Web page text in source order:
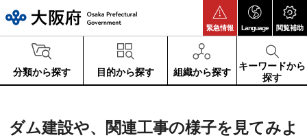
緊急情報 Language 閲覧補助
分類から探す 目的から探す 組織から探す
キーワードから
探す
ダム建設や、関連工事の様子を見てみよ